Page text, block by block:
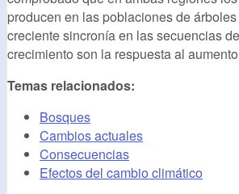
producen en las poblaciones de
creciente sincronía en las secuencias
crecimiento son la respuesta al
Temas relacionados:
Bosques
Cambios actuales
Consecuencias
Efectos del cambio climático